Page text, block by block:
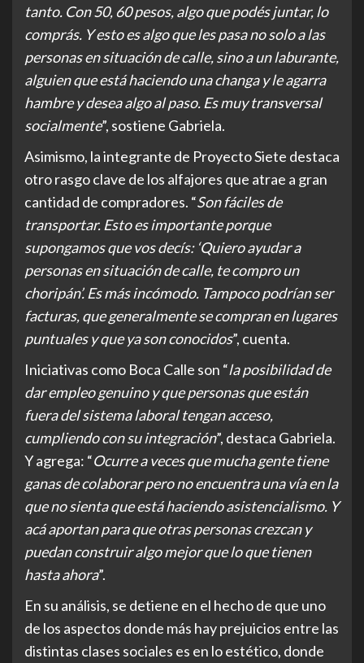
tanto. Con 50, 60 pesos, algo que podés juntar, lo
comprás. Y esto es algo que les pasa no solo a las
personas en situación de calle, sino a un laburante,
alguien que está haciendo una changa y le agarra
hambre y desea algo al paso. Es muy transversal
socialmente”, sostiene Gabriela.
Asimismo, la integrante de Proyecto Siete destaca
otro rasgo clave de los alfajores que atrae a gran
cantidad de compradores. “Son fáciles de
transportar. Esto es importante porque
supongamos que vos decís: ‘Quiero ayudar a
personas en situación de calle, te compro un
choripán’. Es más incómodo. Tampoco podrían ser
facturas, que generalmente se compran en lugares
puntuales y que ya son conocidos”, cuenta.
Iniciativas como Boca Calle son “la posibilidad de
dar empleo genuino y que personas que están
fuera del sistema laboral tengan acceso,
cumpliendo con su integración”, destaca Gabriela.
Y agrega: “Ocurre a veces que mucha gente tiene
ganas de colaborar pero no encuentra una vía en la
que no sienta que está haciendo asistencialismo. Y
acá aportan para que otras personas crezcan y
puedan construir algo mejor que lo que tienen
hasta ahora”.
En su análisis, se detiene en el hecho de que uno
de los aspectos donde más hay prejuicios entre las
distintas clases sociales es en lo estético, donde